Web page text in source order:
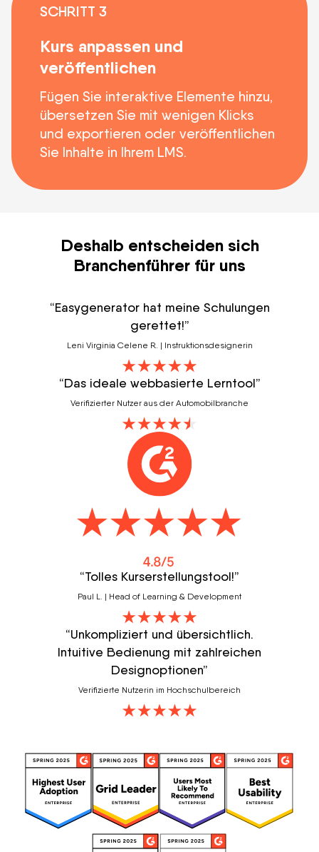
SCHRITT 3
Kurs anpassen und
veröffentlichen
Fügen Sie interaktive Elemente hinzu,
übersetzen Sie mit wenigen Klicks
und exportieren oder veröffentlichen
Sie Inhalte in Ihrem LMS.
Deshalb entscheiden sich
Branchenführer für uns
“Easygenerator hat meine Schulungen
gerettet!”
Leni Virginia Celene R. | Instruktionsdesignerin
“Das ideale webbasierte Lerntool”
Verifizierter Nutzer aus der Automobilbranche
“Tolles Kurserstellungstool!”
Paul L. | Head of Learning & Development
“Unkompliziert und übersichtlich.
Intuitive Bedienung mit zahlreichen
Designoptionen”
Verifizierte Nutzerin im Hochschulbereich